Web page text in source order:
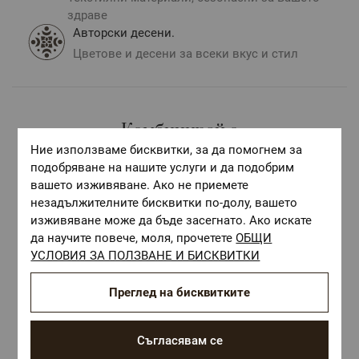
здраве
Авторски десени.
Цветове и десени за всеки вкус и стил
Комбинирай с
Ние използваме бисквитки, за да помогнем за
подобряване на нашите услуги и да подобрим
вашето изживяване. Ако не приемете
незадължителните бисквитки по-долу, вашето
изживяване може да бъде засегнато. Ако искате
да научите повече, моля, прочететеОБЩИ
УСЛОВИЯ ЗА ПОЛЗВАНЕ И БИСКВИТКИ
Съгласявам се
Преглед на бисквитките